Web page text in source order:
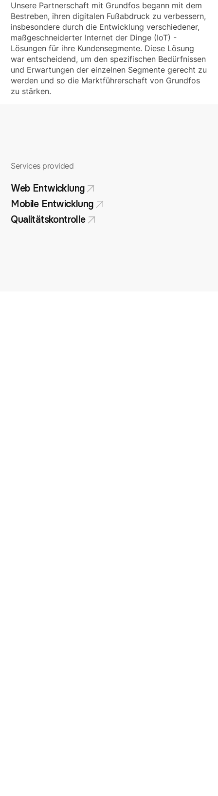
Unsere Partnerschaft mit Grundfos begann mit dem
Bestreben, ihren digitalen Fußabdruck zu verbessern,
insbesondere durch die Entwicklung verschiedener,
maßgeschneiderter Internet der Dinge (IoT) -
Lösungen für ihre Kundensegmente. Diese Lösung
war entscheidend, um den spezifischen Bedürfnissen
und Erwartungen der einzelnen Segmente gerecht zu
werden und so die Marktführerschaft von Grundfos
zu stärken.
Services provided
Web Entwicklung
Mobile Entwicklung
Qualitätskontrolle